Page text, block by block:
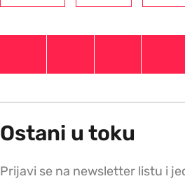
Ostani u toku
Prijavi se na newsletter listu i